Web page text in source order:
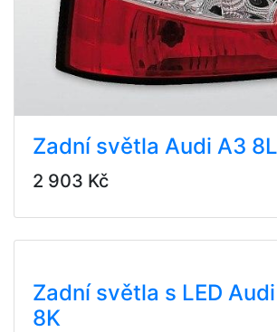
Zadní světla Audi A3 8L
2 903 Kč
Zadní světla s LED
8K